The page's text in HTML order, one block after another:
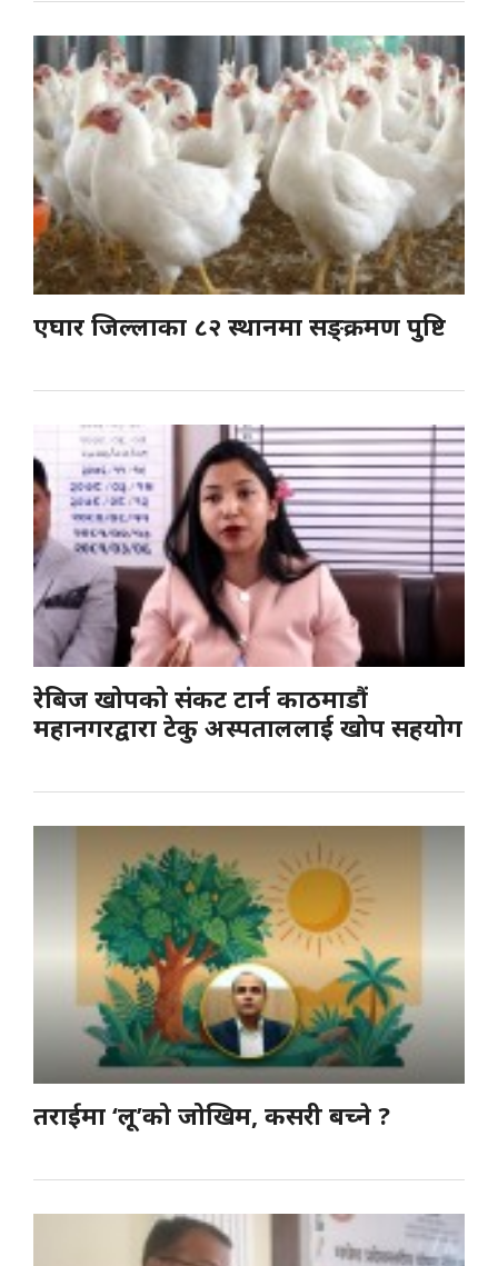
एघार जिल्लाका ८२ स्थानमा सङ्क्रमण पुष्टि
रेबिज खोपको संकट टार्न काठमाडौं
महानगरद्वारा टेकु अस्पताललाई खोप सहयोग
तराईमा ‘लू’को जोखिम, कसरी बच्ने ?